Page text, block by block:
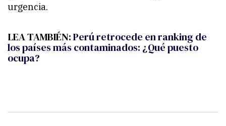
urgencia.
LEA TAMBIÉN:Perú retrocede en ranking de
los países más contaminados: ¿Qué puesto
ocupa?